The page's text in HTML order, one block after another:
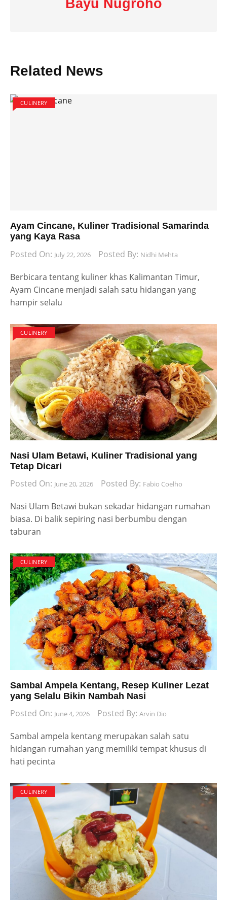
Bayu Nugroho
Related News
CULINERY
Ayam Cincane, Kuliner Tradisional Samarinda
yang Kaya Rasa
Posted On: July 22, 2026 Posted By: Nidhi Mehta
Berbicara tentang kuliner khas Kalimantan Timur,
Ayam Cincane menjadi salah satu hidangan yang
hampir selalu
CULINERY
Nasi Ulam Betawi, Kuliner Tradisional yang
Tetap Dicari
Posted On: June 20, 2026 Posted By: Fabio Coelho
Nasi Ulam Betawi bukan sekadar hidangan rumahan
biasa. Di balik sepiring nasi berbumbu dengan
taburan
CULINERY
Sambal Ampela Kentang, Resep Kuliner Lezat
yang Selalu Bikin Nambah Nasi
Posted On: June 4, 2026 Posted By: Arvin Dio
Sambal ampela kentang merupakan salah satu
hidangan rumahan yang memiliki tempat khusus di
hati pecinta
CULINERY